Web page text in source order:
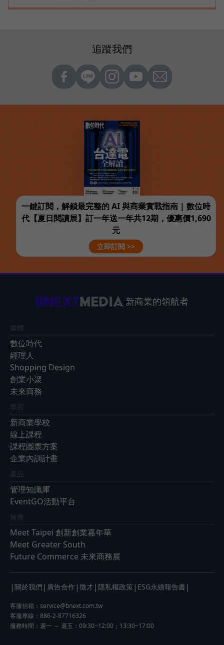
追蹤我們
一鍵訂閱，解鎖最完整的 AI 與商業實戰指南 | 數位時
代【夏日閱讀展】訂一年送一年共12期，優惠價1,690
元
立即訂閱 >>
新商業的領航者
媒體
數位時代
經理人
Shopping Design
創業小聚
未來商務
學習
新商業學校
線上課程
課程團票方案
企業內訓計畫
產品
管理知識庫
EventGO活動平台
展會
Meet Taipei 創新創業嘉年華
Meet Greater South
Future Commerce 未來商務展
| 關於我們 | 廣告合作 | 徵才 | 隱私權政策 | ESG永續報告書 |
客服信箱： service@bnext.com.tw
客服專線：886-2-87716326
服務時間：週一 ～ 週五：09:30~12:00；13:30~17:00